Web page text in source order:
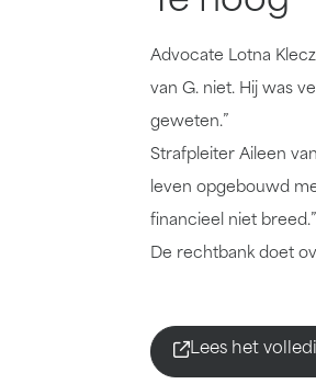
Advocate Lotna
van G. niet. Hij was
geweten.”
Strafpleiter Aileen
leven opgebouwd
financieel niet breed.”
De rechtbank doet
Lees het